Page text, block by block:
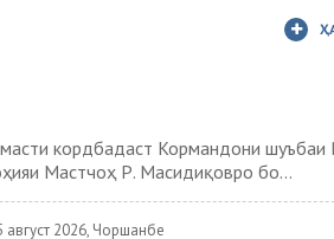
кордбадаст Кормандони шуъбаи
Мастчоҳ Р. Масидиқовро бо...
август 2026, Чоршанбе